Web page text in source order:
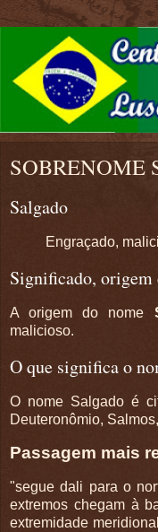
SOBRENOME
Salgado
Engraçado,
Significado, origem
A origem do nome
malicioso.
O que significa o
O nome Salgado é
Deuteronômio,
Passagem mais
"segue dali para o
extremos chegam à
extremidade